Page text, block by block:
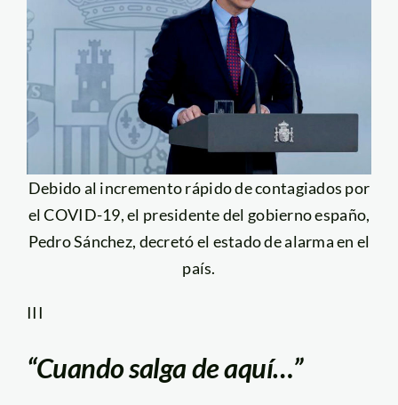
Debido al incremento rápido de contagiados por
el COVID-19, el presidente del gobierno españo,
Pedro Sánchez, decretó el estado de alarma en el
país.
III
“Cuando salga de aquí…”